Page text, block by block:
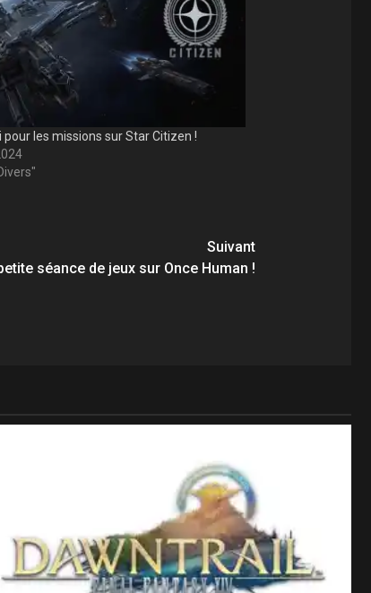
pour les missions sur Star Citizen !
Suivant
séance de jeux sur Once Human !